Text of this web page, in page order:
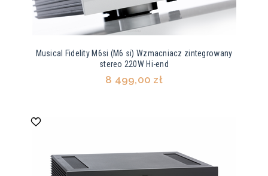
Musical Fidelity M6si (M6 si) Wzmacniacz zintegrowany
stereo 220W Hi-end
8 499,00 zł